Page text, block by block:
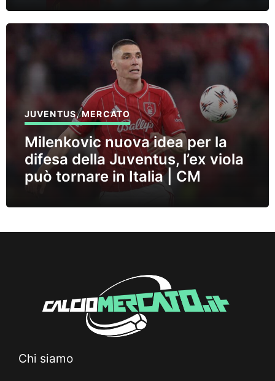
JUVENTUS,MERCATO
Milenkovic nuova idea per la
difesa della Juventus, l’ex viola
può tornare in Italia | CM
Chi siamo